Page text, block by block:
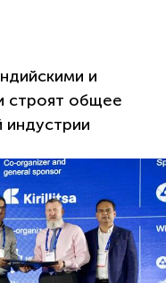
и
строят общее